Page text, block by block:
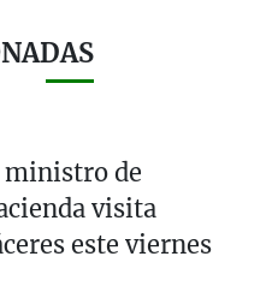
ministro de
visita
este viernes